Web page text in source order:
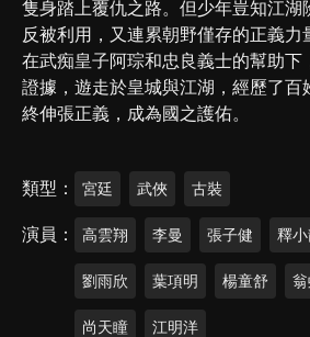
隻身踏上覆仇之路。但少年豈知江湖
反被利用，又連累朝野僅存的正義力
在武痴皇子阿琮和忠良義士的幫助下
證據，遊走於皇城與江湖，經歷了百
終伸張正義，成為國之護佑。
類型 宮廷 武俠 古裝
演員 高雲翔 李曼 張子健 釋小
劉雨欣 葉項明 楊童舒
尚天瞳 江明洋